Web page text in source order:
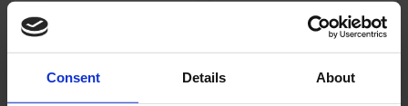
Consent Details About